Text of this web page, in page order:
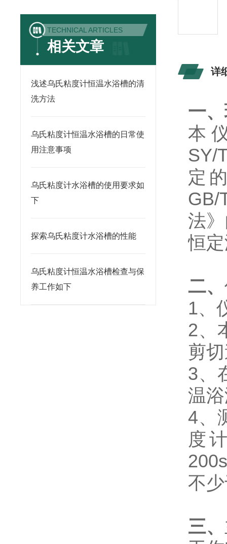
TECHNICAL ARTICLES
相关文章
浅述乌氏粘度计恒温水浴槽的清
洗方法
乌氏粘度计恒温水浴槽的日常使
用注意事项
乌氏粘度计水浴槽的使用要求如
下
探索乌氏粘度计水浴槽的性能
乌氏粘度计恒温水浴槽检查与保
养工作如下
详
一、
本
SY/
定
GB/
法
恒
二、
1、
2、
剪
3、
温
4、
度
不
三、